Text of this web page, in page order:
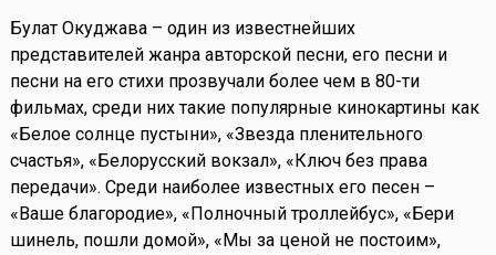
Булат Окуджава – один из известнейших
представителей жанра авторской песни, его песни и
песни на его стихи прозвучали более чем в 80-ти
фильмах, среди них такие популярные кинокартины как
«Белое солнце пустыни», «Звезда пленительного
счастья», «Белорусский вокзал», «Ключ без права
передачи». Среди наиболее известных его песен –
«Ваше благородие», «Полночный троллейбус», «Бери
шинель, пошли домой», «Мы за ценой не постоим»,